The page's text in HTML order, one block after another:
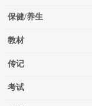
保健/养生
教材
传记
考试